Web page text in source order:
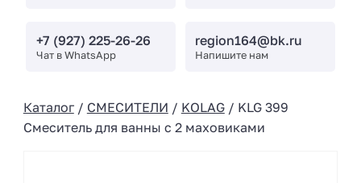
+7 (927) 225-26-26
Чат в WhatsApp
region164@bk.ru
Напишите нам
Каталог/ СМЕСИТЕЛИ / KOLAG/ KLG 399
Смеситель для ванны с 2 маховиками